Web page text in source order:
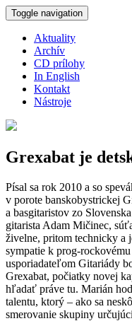
Skočiť na hlavný obsah
Toggle navigation
Aktuality
Archív
CD prílohy
In English
Kontakt
Nástroje
Grexabat je
Písal sa rok 2010 a so
v porote banskobystrickej
a basgitaristov zo
gitarista Adam Mičinec,
živelne, pritom technicky a
sympatie k prog-
usporiadateľom Gitariády
Grexabat, počiatky novej
hľadať práve tu. Marián
talentu, ktorý – ako sa
smerovanie skupiny